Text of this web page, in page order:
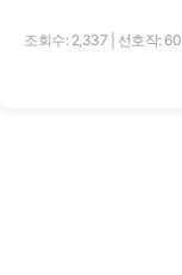
조회수: 2,337 선호작: 60